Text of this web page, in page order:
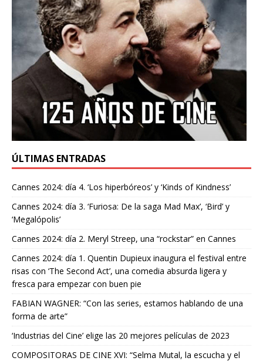
ÚLTIMAS ENTRADAS
Cannes 2024: día 4. ‘Los hiperbóreos’ y ‘Kinds of Kindness’
Cannes 2024: día 3. ‘Furiosa: De la saga Mad Max’, ‘Bird’ y
‘Megalópolis’
Cannes 2024: día 2. Meryl Streep, una “rockstar” en Cannes
Cannes 2024: día 1. Quentin Dupieux inaugura el festival entre
risas con ‘The Second Act’, una comedia absurda ligera y
fresca para empezar con buen pie
FABIAN WAGNER: “Con las series, estamos hablando de una
forma de arte”
‘Industrias del Cine’ elige las 20 mejores películas de 2023
COMPOSITORAS DE CINE XVI: “Selma Mutal, la escucha y el